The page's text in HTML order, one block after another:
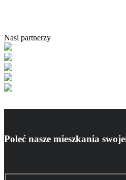
Nasi partnerzy
Poleć nasze mieszkania